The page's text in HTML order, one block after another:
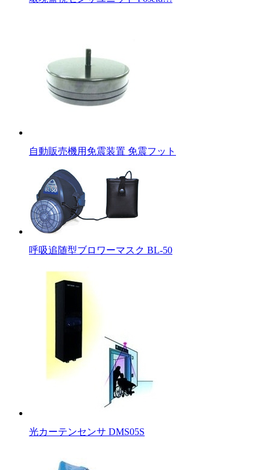
自動販売機用免震装置 免震フット
呼吸追随型ブロワーマスク BL-50
光カーテンセンサ DMS05S